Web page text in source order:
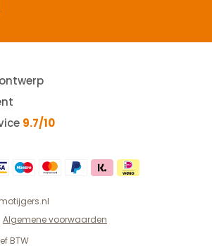
9.7/10
Algemene voorwaarden
BTW